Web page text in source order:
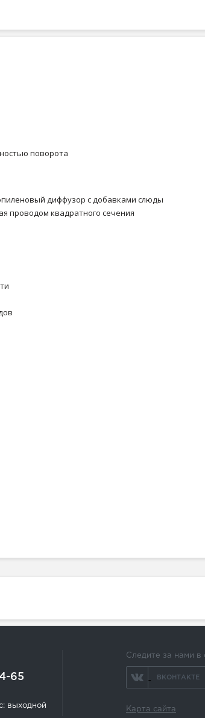
поворота
диффузор с добавками слюды
проводом квадратного сечения
65
выходной
Следите за нами в
ВКОНТАКТЕ
Карта сайта